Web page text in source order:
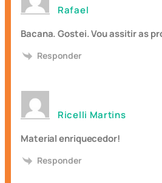
Rafael
Bacana. Gostei. Vou assitir as
Responder
Ricelli Martins
Material enriquecedor!
Responder